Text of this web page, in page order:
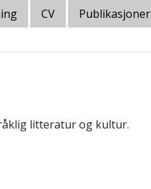
CV Publikasjoner
litteratur og kultur.